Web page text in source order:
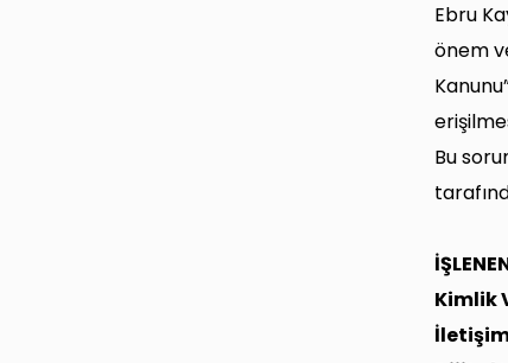
Ebru
önem
Bu
Kimlik